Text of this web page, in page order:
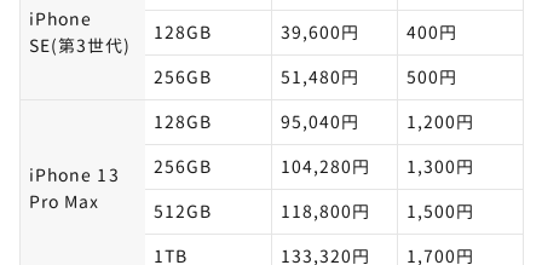
iPhone
SE(第3世代)
128GB
39,600円
400円
256GB
51,480円 500円
iPhone 13
Pro Max
128GB 95,040円
1,200円
256GB
104,280円
1,300円
512GB
118,800円
1,500円
1TB
133,320円 1,700円